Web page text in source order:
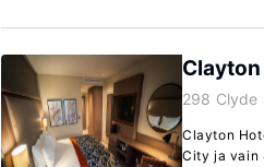
298 Clyde
Clayton
City ja vain